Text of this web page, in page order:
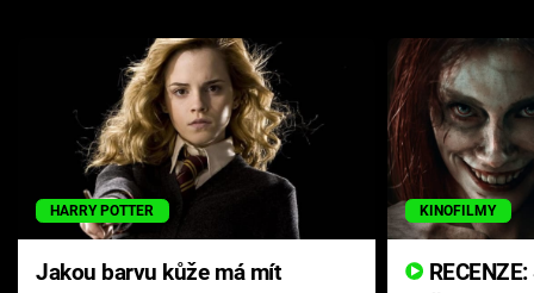
HARRY POTTER
Jakou barvu kůže má mít
KINOFILMY